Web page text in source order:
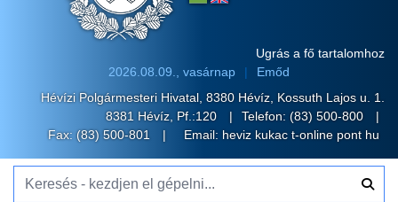
Ugrás a fő tartalomhoz
2026.08.09., vasárnap
Emőd
Hévízi Polgármesteri Hivatal, 8380 Hévíz, Kossuth Lajos u. 1.
8381 Hévíz, Pf.:120
Telefon: (83) 500-800
Fax: (83) 500-801
Email: heviz kukac t-online pont hu